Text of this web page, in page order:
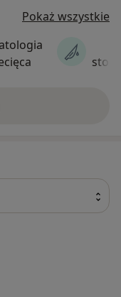
Pokaż wszystkie